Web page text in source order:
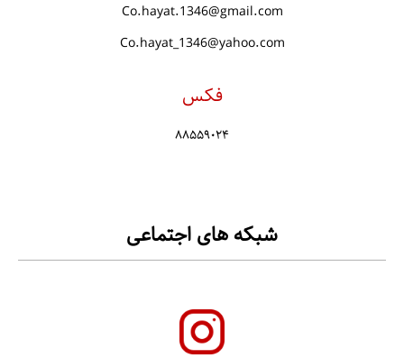
Co.hayat.1346@gmail.com
Co.hayat_1346@yahoo.com
فکس
۸۸۵۵۹۰۲۴
شبکه های اجتماعی